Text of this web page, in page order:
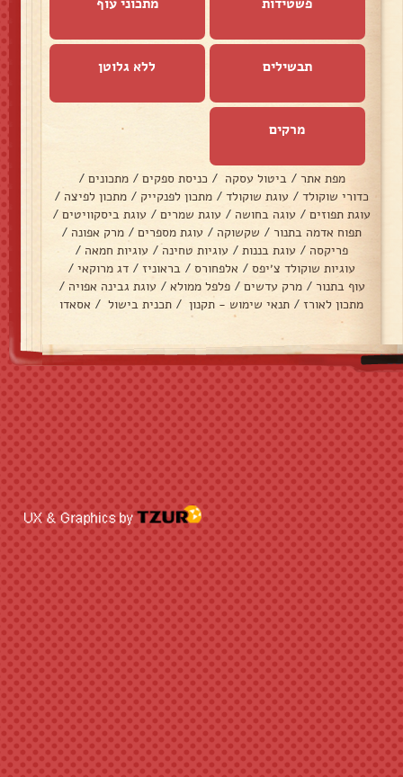
פשטידות מתכוני עוף
תבשילים ללא גלוטן
מרקים
מפת אתר / ביטול עסקה / כניסת ספקים / מתכונים /
כדורי שוקולד / עוגת שוקולד / מתכון לפנקייק / מתכון לפיצה /
עוגת תפוזים / עוגה בחושה / עוגת שמרים / עוגת ביסקוויטים /
תפוח אדמה בתנור / שקשוקה / עוגת מספרים / מרק אפונה /
פריקסה / עוגת בננות / עוגיות טחינה / עוגיות חמאה /
עוגיות שוקולד צ׳יפס / אלפחורס / בראוניז / דג מרוקאי /
עוף בתנור / מרק עדשים / פלפל ממולא / עוגת גבינה אפויה /
מתכון לאורז / תנאי שימוש - תקנון / תכנית בישול / אסאדו